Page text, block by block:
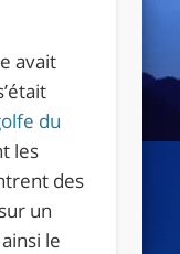
avait
du
les
des
un
le